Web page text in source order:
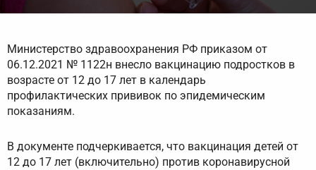
Министерство здравоохранения РФ приказом от
06.12.2021 № 1122н внесло вакцинацию подростков в
возрасте от 12 до 17 лет в календарь
профилактических прививок по эпидемическим
показаниям.
В документе подчеркивается, что вакцинация детей от
12 до 17 лет (включительно) против коронавирусной